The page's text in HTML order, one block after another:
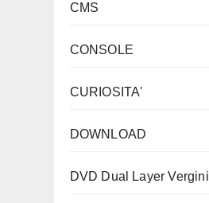
CMS
CONSOLE
CURIOSITA'
DOWNLOAD
DVD Dual Layer Vergini